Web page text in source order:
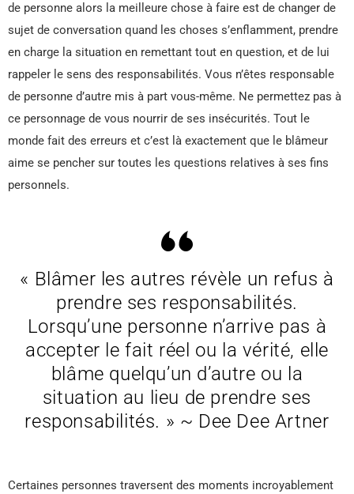
de personne alors la meilleure chose à faire est de changer de
sujet de conversation quand les choses s’enflamment, prendre
en charge la situation en remettant tout en question, et de lui
rappeler le sens des responsabilités. Vous n’êtes responsable
de personne d’autre mis à part vous-même. Ne permettez pas à
ce personnage de vous nourrir de ses insécurités. Tout le
monde fait des erreurs et c’est là exactement que le blâmeur
aime se pencher sur toutes les questions relatives à ses fins
personnels.
« Blâmer les autres révèle un refus à
prendre ses responsabilités.
Lorsqu’une personne n’arrive pas à
accepter le fait réel ou la vérité, elle
blâme quelqu’un d’autre ou la
situation au lieu de prendre ses
responsabilités. » ~ Dee Dee Artner
Certaines personnes traversent des moments incroyablement